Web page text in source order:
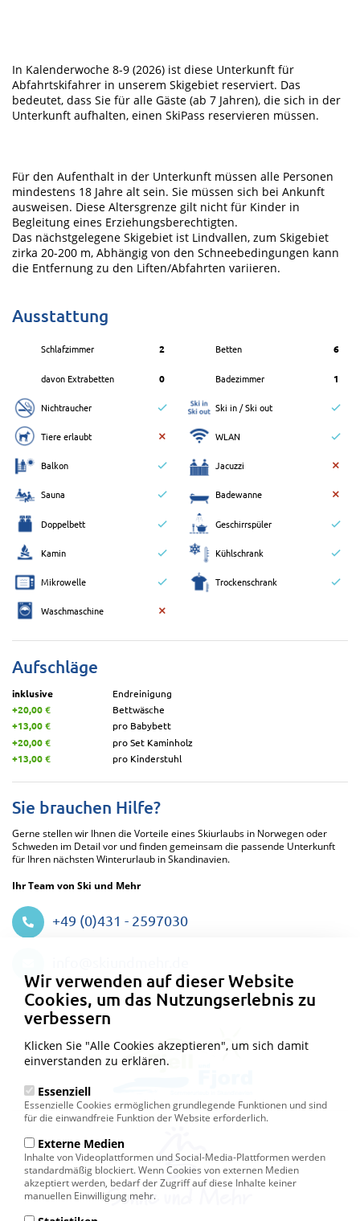
In Kalenderwoche 8-9 (2026) ist diese Unterkunft für
Abfahrtskifahrer in unserem Skigebiet reserviert. Das
bedeutet, dass Sie für alle Gäste (ab 7 Jahren), die sich in der
Unterkunft aufhalten, einen SkiPass reservieren müssen.
Für den Aufenthalt in der Unterkunft müssen alle Personen
mindestens 18 Jahre alt sein. Sie müssen sich bei Ankunft
ausweisen. Diese Altersgrenze gilt nicht für Kinder in
Begleitung eines Erziehungsberechtigten.
Das nächstgelegene Skigebiet ist Lindvallen, zum Skigebiet
zirka 20-200 m, Abhängig von den Schneebedingungen kann
die Entfernung zu den Liften/Abfahrten variieren.
Ausstattung
Schlafzimmer 2 Betten 6
davon Extrabetten 0 Badezimmer 1
Nichtraucher Ski in / Ski out
Tiere erlaubt WLAN
Balkon Jacuzzi
Sauna Badewanne
Doppelbett Geschirrspüler
Kamin Kühlschrank
Mikrowelle Trockenschrank
Waschmaschine
Aufschläge
inklusive
Endreinigung
+20,00 €
Bettwäsche
+13,00 €
pro Babybett
+20,00 €
pro Set Kaminholz
+13,00 €
pro Kinderstuhl
Sie brauchen Hilfe?
Gerne stellen wir Ihnen die Vorteile eines Skiurlaubs in Norwegen oder
Schweden im Detail vor und finden gemeinsam die passende Unterkunft
für Ihren nächsten Winterurlaub in Skandinavien.
Ihr Team von Ski und Mehr
+49 (0)431 - 2597030
Wir verwenden auf dieser Website
Cookies, um das Nutzungserlebnis zu
verbessern
Klicken Sie "Alle Cookies akzeptieren", um sich damit
einverstanden zu erklären.
Essenziell
Essenzielle Cookies ermöglichen grundlegende Funktionen und sind
für die einwandfreie Funktion der Website erforderlich.
Externe Medien
Inhalte von Videoplattformen und Social-Media-Plattformen werden
standardmäßig blockiert. Wenn Cookies von externen Medien
akzeptiert werden, bedarf der Zugriff auf diese Inhalte keiner
manuellen Einwilligung mehr.